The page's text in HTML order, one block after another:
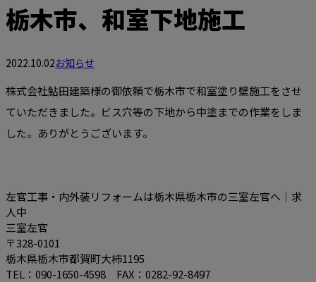
栃木市、和室下地施工
2022.10.02お知らせ
株式会社鮎田建築様の御依頼で栃木市で和室塗り壁施工をさせ
ていただきました。ビス穴等の下地から中塗までの作業をしま
した。ありがとうございます。
左官工事・内外装リフォームは栃木県栃木市の三室左官へ｜求
人中
三室左官
〒328-0101
栃木県栃木市都賀町大柿1195
TEL：090-1650-4598 FAX：0282-92-8497